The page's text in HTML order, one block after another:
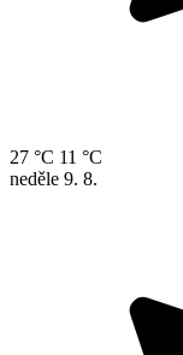
27 °C 11 °C
neděle 9. 8.